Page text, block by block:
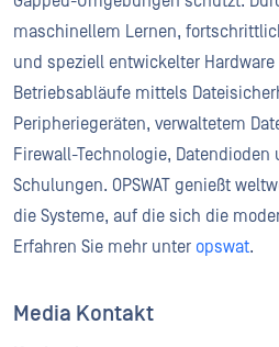
maschinellem Lernen,
und speziell entwickelter Hardware
Betriebsabläufe mittels
Peripheriegeräten, verwaltetem
Firewall-Technologie,
Schulungen. OPSWAT genießt
die Systeme, auf die sich die
Erfahren Sie mehr unter opswat.
Media Kontakt